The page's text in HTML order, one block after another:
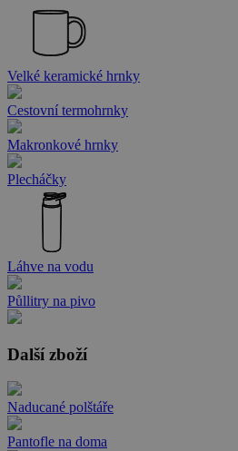
Velké keramické hrnky
Cestovní termohrnky
Makronkové hrnky
Plecháčky
Láhve na vodu
Půllitry na pivo
Další zboží
Naducané polštáře
Pantofle na doma